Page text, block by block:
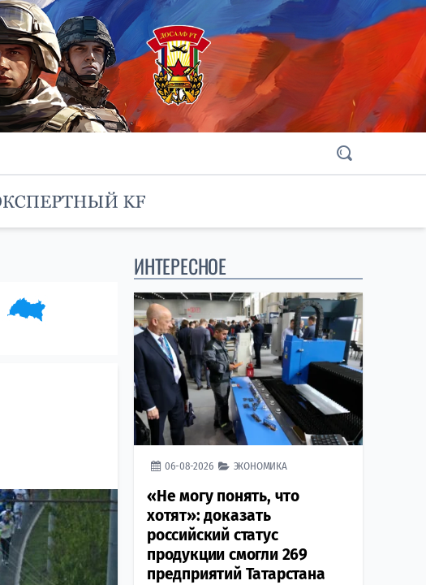
ИНТЕРЕСНОЕ
06-08-2026 ЭКОНОМИКА
«Не могу понять, что
хотят»: доказать
российский статус
продукции смогли 269
предприятий Татарстана